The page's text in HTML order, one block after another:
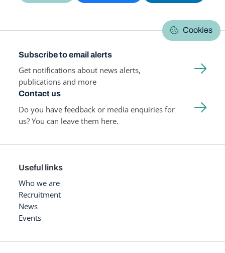
Cookies
Subscribe to email alerts
Get notifications about news alerts,
publications and more
Contact us
Do you have feedback or media enquiries for
us? You can leave them here.
Useful links
Who we are
Recruitment
News
Events